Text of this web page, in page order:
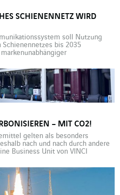
SCHIENENNETZ WIRD
soll Nutzung
bis 2035
Mobile Communication System
welches bis 2035 das vor über
System for Mobile
R 2G) […]
– MIT CO2!
gelten als besonders
nach und nach durch andere
Business Unit von VINCI
entwickelt. 7,8 % aller
der französische
die Kühlanlagen in der
in Lagerhäusern […]